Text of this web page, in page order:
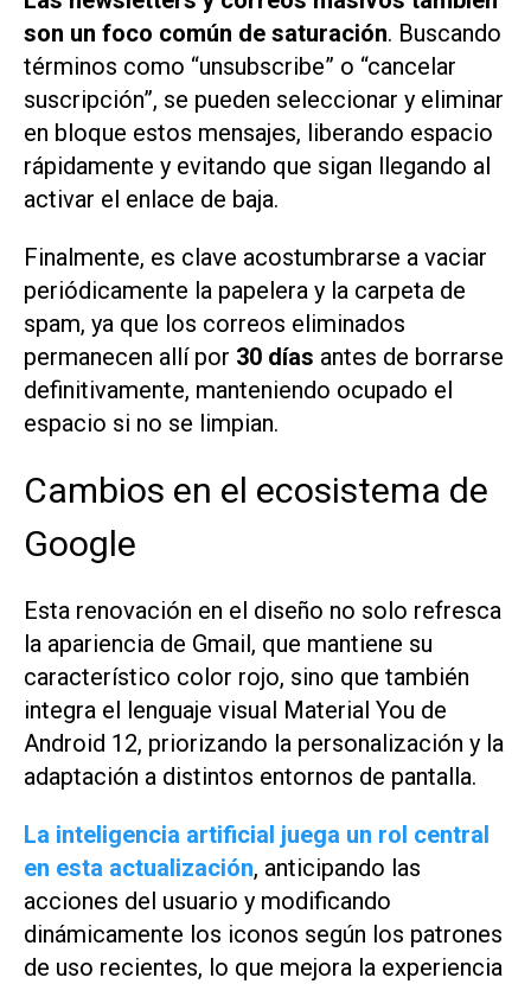
son un foco común de saturación. Buscando
términos como “unsubscribe” o “cancelar
suscripción”, se pueden seleccionar y eliminar
en bloque estos mensajes, liberando espacio
rápidamente y evitando que sigan llegando al
activar el enlace de baja.
Finalmente, es clave acostumbrarse a vaciar
periódicamente la papelera y la carpeta de
spam, ya que los correos eliminados
permanecen allí por 30 días antes de borrarse
definitivamente, manteniendo ocupado el
espacio si no se limpian.
Cambios en el ecosistema de
Google
Esta renovación en el diseño no solo refresca
la apariencia de Gmail, que mantiene su
característico color rojo, sino que también
integra el lenguaje visual Material You de
Android 12, priorizando la personalización y la
adaptación a distintos entornos de pantalla.
La inteligencia artificial juega un rol central
en esta actualización, anticipando las
acciones del usuario y modificando
dinámicamente los iconos según los patrones
de uso recientes, lo que mejora la experiencia